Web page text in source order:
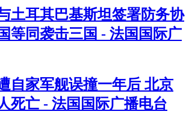
土耳其巴基斯坦签署防务协
等同袭击三国 - 法国国际广
自家军舰误撞一年后 北京
死亡 - 法国国际广播电台